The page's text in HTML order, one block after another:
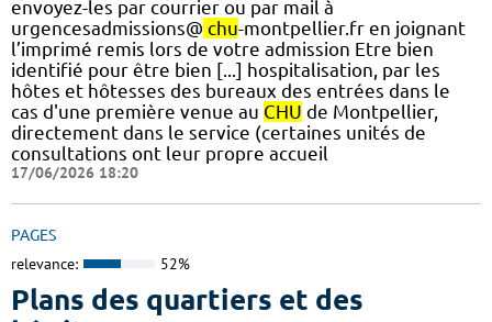
envoyez-les par courrier ou par mail à
urgencesadmissions@ chu-montpellier.fr en joignant
l’imprimé remis lors de votre admission Etre bien
identifié pour être bien [...] hospitalisation, par les
hôtes et hôtesses des bureaux des entrées dans le
cas d'une première venue au CHU de Montpellier,
directement dans le service (certaines unités de
consultations ont leur propre accueil
17/06/2026 18:20
PAGES
relevance: 52%
Plans des quartiers et des